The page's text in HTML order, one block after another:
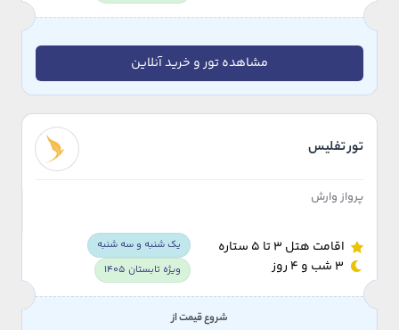
مشاهده تور و خرید آنلاین
تور تفلیس
پرواز وارش
اقامت هتل 3 تا 5 ستاره
3 شب و 4 روز
یک شنبه و سه شنبه
ویژه تابستان 1405
شروع قیمت از